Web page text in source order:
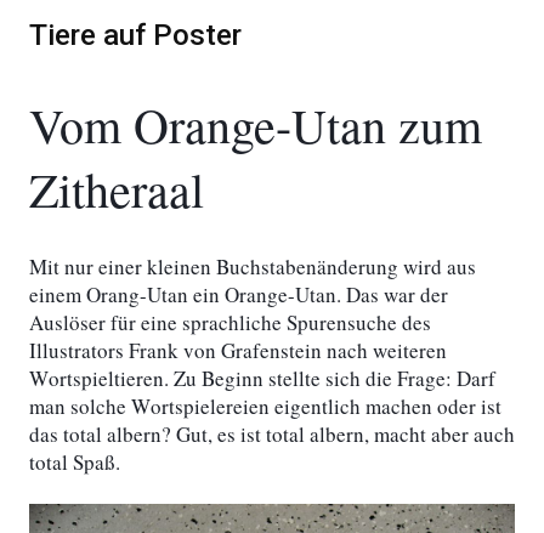
Tiere auf Poster
Vom Orange-Utan zum
Zitheraal
Mit nur einer kleinen Buchstabenänderung wird aus
einem Orang-Utan ein Orange-Utan. Das war der
Auslöser für eine sprachliche Spurensuche des
Illustrators Frank von Grafenstein nach weiteren
Wortspieltieren. Zu Beginn stellte sich die Frage: Darf
man solche Wortspielereien eigentlich machen oder ist
das total albern? Gut, es ist total albern, macht aber auch
total Spaß.